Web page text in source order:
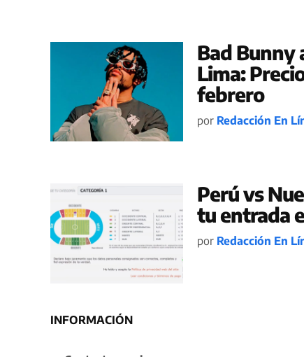
Bad Bunny
Lima:
febrero
por Redacción En
Perú vs
tu entrada
por Redacción En
INFORMACIÓN